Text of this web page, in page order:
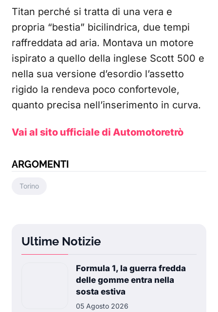
Titan perché si tratta di una vera e
propria “bestia” bicilindrica, due tempi
raffreddata ad aria. Montava un motore
ispirato a quello della inglese Scott 500 e
nella sua versione d’esordio l’assetto
rigido la rendeva poco confortevole,
quanto precisa nell’inserimento in curva.
Vai al sito ufficiale di Automotoretrò
ARGOMENTI
Torino
Ultime Notizie
Formula 1, la guerra fredda
delle gomme entra nella
sosta estiva
05 Agosto 2026